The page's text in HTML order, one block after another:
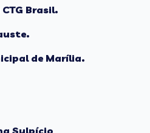
Brasil.
de Marília.